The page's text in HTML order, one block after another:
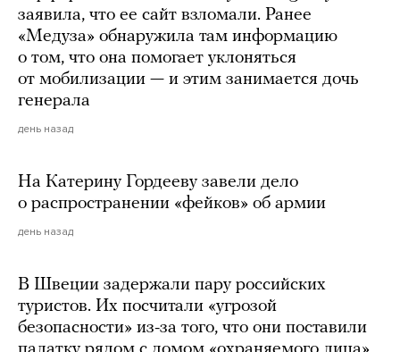
заявила, что ее сайт взломали. Ранее
«Медуза» обнаружила там информацию
о том, что она помогает уклоняться
от мобилизации — и этим занимается дочь
генерала
день назад
На Катерину Гордееву завели дело
о распространении «фейков» об армии
день назад
В Швеции задержали пару российских
туристов. Их посчитали «угрозой
безопасности» из-за того, что они поставили